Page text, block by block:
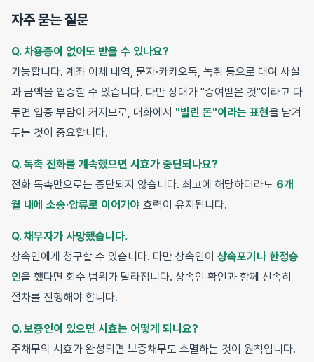
자주 묻는 질문
Q. 차용증이 없어도 받을 수 있나요?
가능합니다. 계좌 이체 내역, 문자·카카오톡, 녹취 등으로 대여 사실
과 금액을 입증할 수 있습니다. 다만 상대가 "증여받은 것"이라고 다
투면 입증 부담이 커지므로, 대화에서 "빌린 돈"이라는 표현을 남겨
두는 것이 중요합니다.
Q. 독촉 전화를 계속했으면 시효가 중단되나요?
전화 독촉만으로는 중단되지 않습니다. 최고에 해당하더라도 6개
월 내에 소송·압류로 이어가야 효력이 유지됩니다.
Q. 채무자가 사망했습니다.
상속인에게 청구할 수 있습니다. 다만 상속인이 상속포기나 한정승
인을 했다면 회수 범위가 달라집니다. 상속인 확인과 함께 신속히
절차를 진행해야 합니다.
Q. 보증인이 있으면 시효는 어떻게 되나요?
주채무의 시효가 완성되면 보증채무도 소멸하는 것이 원칙입니다.